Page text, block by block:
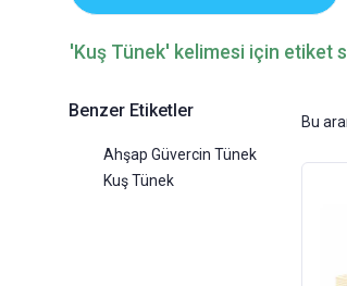
'Kuş Tünek' kelimesi için etiket
Benzer Etiketler
Ahşap Güvercin Tünek
Kuş Tünek
Bu